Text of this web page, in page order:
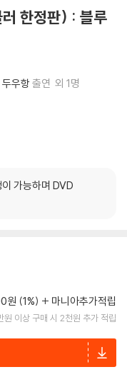
한정판) : 블루
두우항 출연 외 1명
가능하며 DVD
원 (1%) 마니아추가적립
원 이상 구매 시 2천원 추가 적립